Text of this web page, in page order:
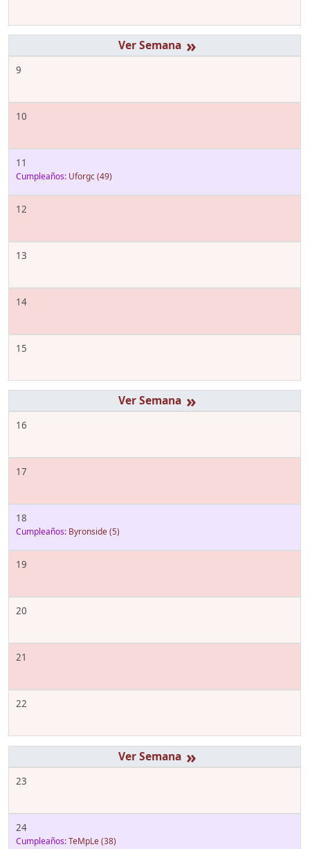
»
9
10
11
Cumpleaños: Uforgc(49)
12
13
14
15
»
16
17
18
Cumpleaños: Byronside(5)
19
20
21
22
»
23
24
Cumpleaños:TeMpLe(38)